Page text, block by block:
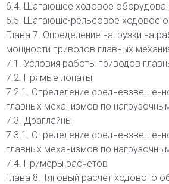
6.4. Шагающее ходовое
6.5. Шагающе-рельсовое ходовое
Глава 7. Определение нагрузки на
мощности приводов главных
7.1. Условия работы приводов
7.2. Прямые лопаты
7.2.1. Определение
главных механизмов по
7.3. Драглайны
7.3.1. Определение
главных механизмов по
7.4. Примеры расчетов
Глава 8. Тяговый расчет ходового